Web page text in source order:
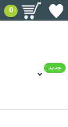
0
جديد